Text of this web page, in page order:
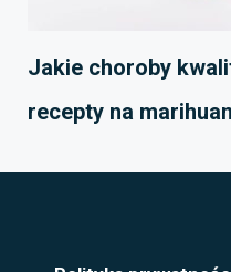
Jakie choroby
recepty na